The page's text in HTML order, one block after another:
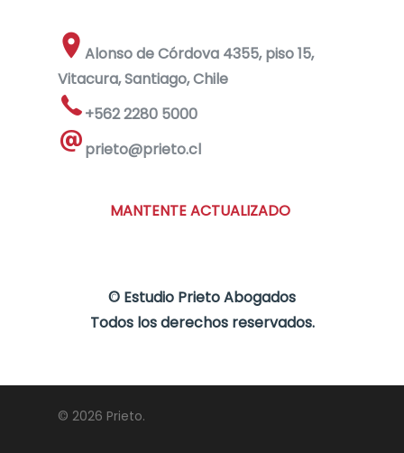
Alonso de Córdova 4355, piso 15,
Vitacura, Santiago, Chile
+562 2280 5000
prieto@prieto.cl
MANTENTE ACTUALIZADO
© Estudio Prieto Abogados
Todos los derechos reservados.
© 2026 Prieto.